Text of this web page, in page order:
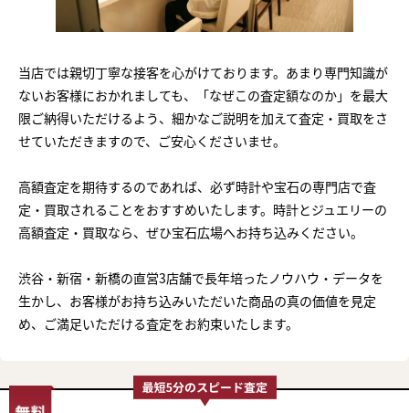
当店では親切丁寧な接客を心がけております。あまり専門知識が
ないお客様におかれましても、「なぜこの査定額なのか」を最大
限ご納得いただけるよう、細かなご説明を加えて査定・買取をさ
せていただきますので、ご安心くださいませ。
高額査定を期待するのであれば、必ず時計や宝石の専門店で査
定・買取されることをおすすめいたします。時計とジュエリーの
高額査定・買取なら、ぜひ宝石広場へお持ち込みください。
渋谷・新宿・新橋の直営3店舗で長年培ったノウハウ・データを
生かし、お客様がお持ち込みいただいた商品の真の価値を見定
め、ご満足いただける査定をお約束いたします。